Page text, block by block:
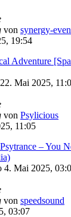
von synergy-
19:54
Adventure
Mai 2025,
von Psylicious
11:05
– You
4. Mai 2025,
von speedsound
03:07